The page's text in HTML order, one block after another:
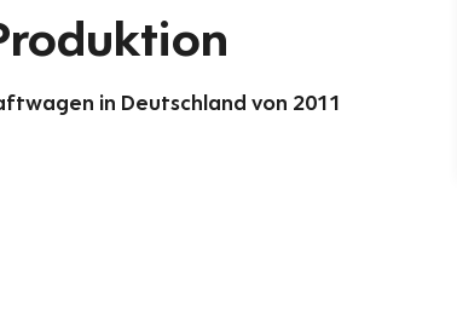
in Deutschland von 2011